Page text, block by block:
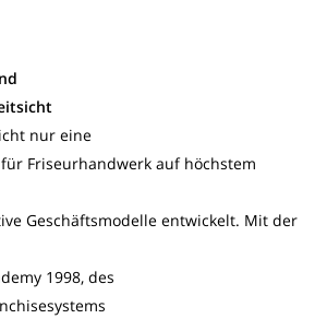
nur eine
Friseurhandwerk auf höchstem
Geschäftsmodelle entwickelt. Mit der
1998, des